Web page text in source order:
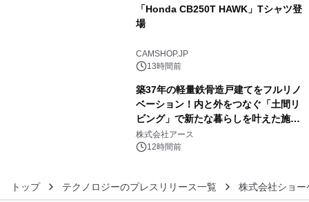
「Honda CB250T HAWK」Tシャツ登
場
CAMSHOP.JP
13時間前
築37年の軽量鉄骨造戸建てをフルリノ
ベーション！内と外をつなぐ「土間リ
ビング」で新たな暮らしを叶えた施工
事例を株式会社アースが公開
株式会社アース
12時間前
トップ テクノロジーのプレスリリース一覧 株式会社ショ